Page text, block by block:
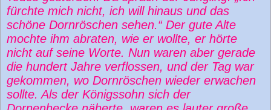
fürchte mich nicht, ich will hinaus und das
schöne Dornröschen sehen.“ Der gute Alte
mochte ihm abraten, wie er wollte, er hörte
nicht auf seine Worte. Nun waren aber gerade
die hundert Jahre verflossen, und der Tag war
gekommen, wo Dornröschen wieder erwachen
sollte. Als der Königssohn sich der